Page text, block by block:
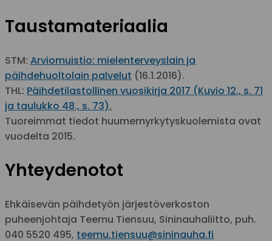
Taustamateriaalia
STM: Arviomuistio: mielenterveyslain ja
päihdehuoltolain palvelut (16.1.2016).
THL: Päihdetilastollinen vuosikirja 2017 (Kuvio 12., s. 71
ja taulukko 48., s. 73).
Tuoreimmat tiedot huumemyrkytyskuolemista ovat
vuodelta 2015.
Yhteydenotot
Ehkäisevän päihdetyön järjestöverkoston
puheenjohtaja Teemu Tiensuu, Sininauhaliitto, puh.
040 5520 495, teemu.tiensuu@sininauha.fi